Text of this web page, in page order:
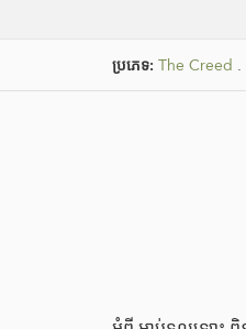
ប្រភេទ: The Creed .